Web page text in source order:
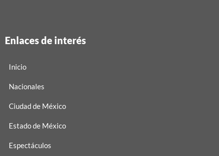
Enlaces de interés
Inicio
Nacionales
Ciudad de México
Estado de México
Espectáculos